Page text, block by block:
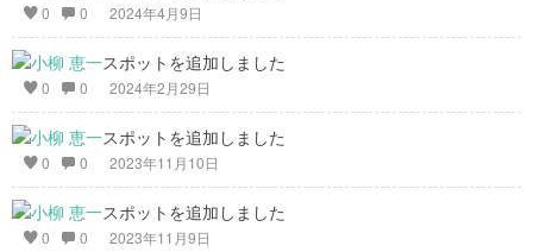
0 0 2024年4月9日
スポットを追加しました
0 0 2024年2月29日
スポットを追加しました
0 0 2023年11月10日
スポットを追加しました
0 0 2023年11月9日